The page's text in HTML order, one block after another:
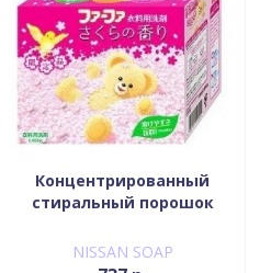
Концентрированный
стиральный порошок
кондиционером для
детского белья Fafa
NISSAN SOAP